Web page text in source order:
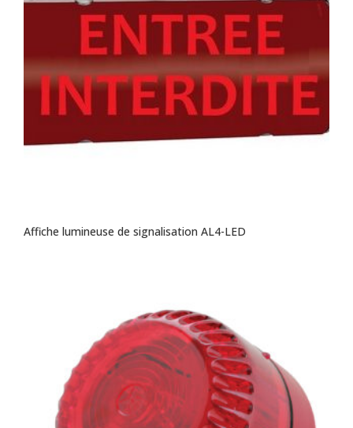
Affiche lumineuse de signalisation AL4-LED